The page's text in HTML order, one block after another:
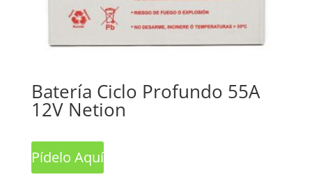
Batería Ciclo Profundo 55A
12V Netion
Pídelo Aquí